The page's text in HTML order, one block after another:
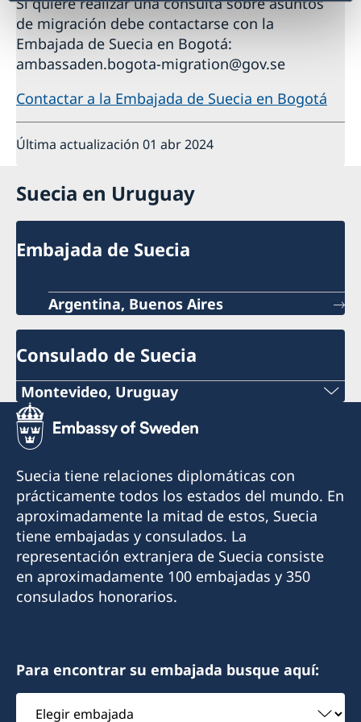
de migración debe contactarse con la
Embajada de Suecia en Bogotá:
ambassaden.bogota-migration@gov.se
Contactar a la Embajada de Suecia en Bogotá
Última actualización 01 abr 2024
Suecia en Uruguay
Embajada de Suecia
Argentina, Buenos Aires
Consulado de Suecia
Montevideo, Uruguay
Teléfono:
+598 2914 7477
Correo electrónico:
info@suecia.consuladouy.com
Dirección:
Rambla 25 de Agosto 318, Apto. 802, esq. Colón
y Solís
Por favor solicitar turno via mail antes de su
visita.
Suecia tiene relaciones diplomáticas con
prácticamente todos los estados del mundo. En
aproximadamente la mitad de estos, Suecia
tiene embajadas y consulados. La
representación extranjera de Suecia consiste
en aproximadamente 100 embajadas y 350
consulados honorarios.
Para encontrar su embajada busque aquí:
Elegir